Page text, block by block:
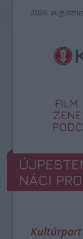
2026.
FILM
ZENE
NÁCI
Kultúrpart